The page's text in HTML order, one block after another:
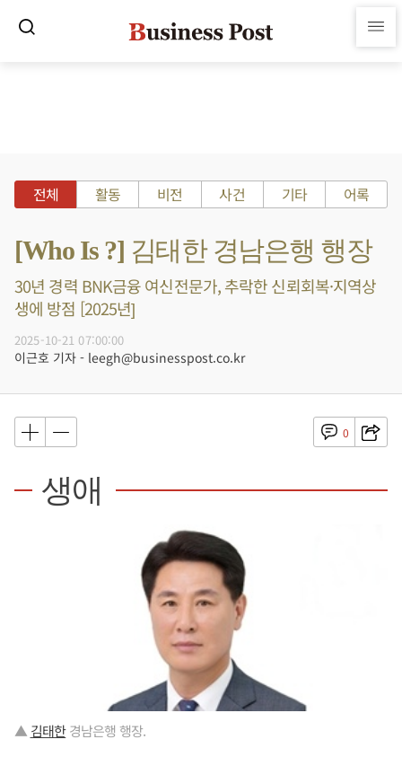
전체 활동 비전 사건 기타 어록
[Who Is ?] 김태한 경남은행 행장
30년 경력 BNK금융 여신전문가, 추락한 신뢰회복·지역상
생에 방점 [2025년]
2025-10-21 07:00:00
이근호 기자 - leegh@businesspost.co.kr
0
생애
▲ 김태한경남은행 행장.